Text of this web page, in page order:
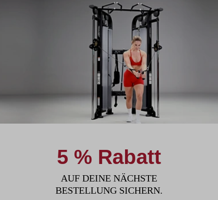
5 % Rabatt
AUF DEINE NÄCHSTE
BESTELLUNG SICHERN.